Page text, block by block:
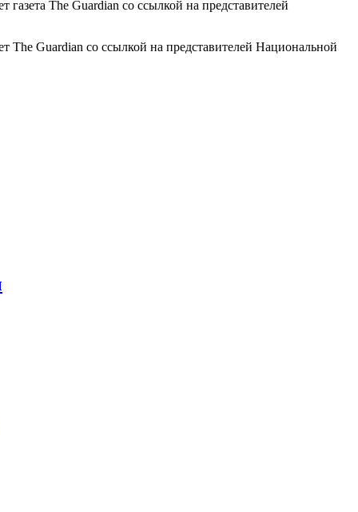
The Guardian со ссылкой на представителей
Guardian со ссылкой на представителей Национальной